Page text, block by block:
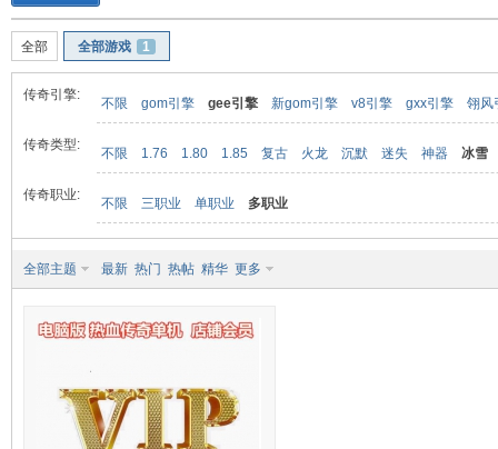
全部 全部游戏 1
传奇引擎:
不限 gom引擎 gee引擎 新gom引擎 v8引擎 gxx引擎 翎风
传奇类型:
不限 1.76 1.80 1.85 复古 火龙 沉默 迷失 神器 冰雪
传奇职业:
不限 三职业 单职业 多职业
全部主题 最新 热门 热帖 精华 更多